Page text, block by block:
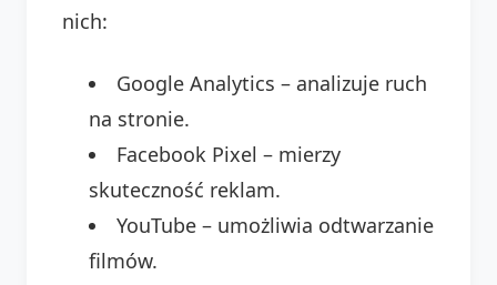
nich:
Google Analytics – analizuje ruch
na stronie.
Facebook Pixel – mierzy
skuteczność reklam.
YouTube – umożliwia odtwarzanie
filmów.